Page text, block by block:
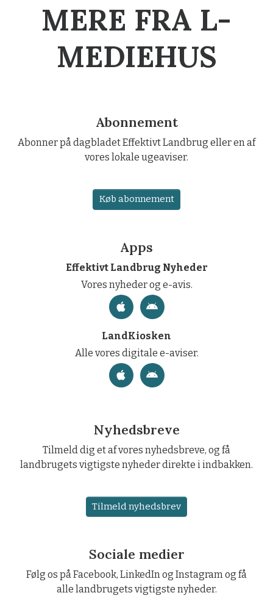
MERE FRA L-
MEDIEHUS
Abonnement
Abonner på dagbladet Effektivt Landbrug eller en af
vores lokale ugeaviser.
Køb abonnement
Apps
Effektivt Landbrug Nyheder
Vores nyheder og e-avis.
LandKiosken
Alle vores digitale e-aviser.
Nyhedsbreve
Tilmeld dig et af vores nyhedsbreve, og få
landbrugets vigtigste nyheder direkte i indbakken.
Tilmeld nyhedsbrev
Sociale medier
Følg os på Facebook, LinkedIn og Instagram og få
alle landbrugets vigtigste nyheder.